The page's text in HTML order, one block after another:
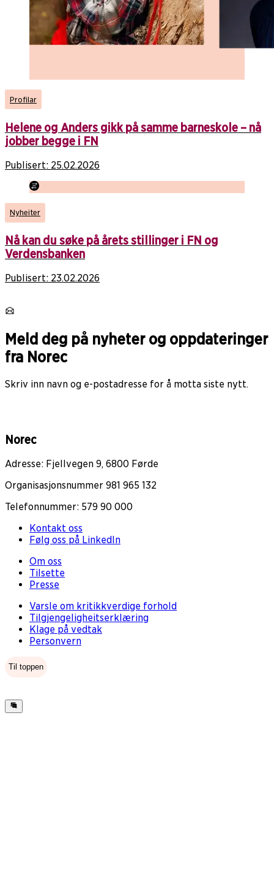
Profilar
Helene og Anders gikk på samme barneskole – nå
jobber begge i FN
Publisert: 25.02.2026
Nyheiter
Nå kan du søke på årets stillinger i FN og
Verdensbanken
Publisert: 23.02.2026
Meld deg på nyheter og oppdateringer
fra Norec
Skriv inn navn og e-postadresse for å motta siste nytt.
Norec
Adresse: Fjellvegen 9, 6800 Førde
Organisasjonsnummer 981 965 132
Telefonnummer: 579 90 000
Kontakt oss
Følg oss på LinkedIn
Om oss
Tilsette
Presse
Varsle om kritikkverdige forhold
Tilgjengeligheitserklæring
Klage på vedtak
Personvern
Til toppen